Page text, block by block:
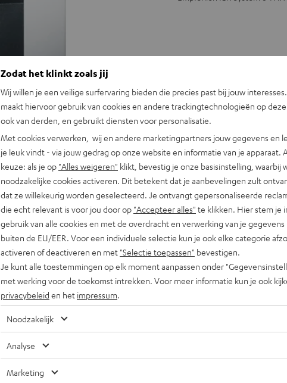
+31 (0)20
Zodat het klinkt zoals jij
Wij willen je een veilige surfervaring bieden die precies past bij jouw
maakt hiervoor gebruik van cookies en andere trackingtechnologieën op
ook van derden, en gebruikt diensten voor personalisatie.
Met cookies verwerken, wij en andere marketingpartners jouw gegevens en
je leuk vindt - via jouw gedrag op onze website en informatie van je apparaat.
keuze: als je op "Alles weigeren" klikt, bevestig je onze basisinstelling, waarbij
noodzakelijke cookies activeren. Dit betekent dat je aanbevelingen zult
dat ze willekeurig worden geselecteerd. Je ontvangt gepersonaliseerde
die echt relevant is voor jou door op "Accepteer alles" te klikken. Hier stem je
gebruik van alle cookies en met de overdracht en verwerking van je gegevens
buiten de EU/EER. Voor een individuele selectie kun je ook elke categorie
activeren of deactiveren en met "Selectie toepassen" bevestigen.
Je kunt alle toestemmingen op elk moment aanpassen onder
met werking voor de toekomst intrekken. Voor meer informatie kun je ook
privacybeleid en het impressum
Noodzakelijk
Analyse
Marketing